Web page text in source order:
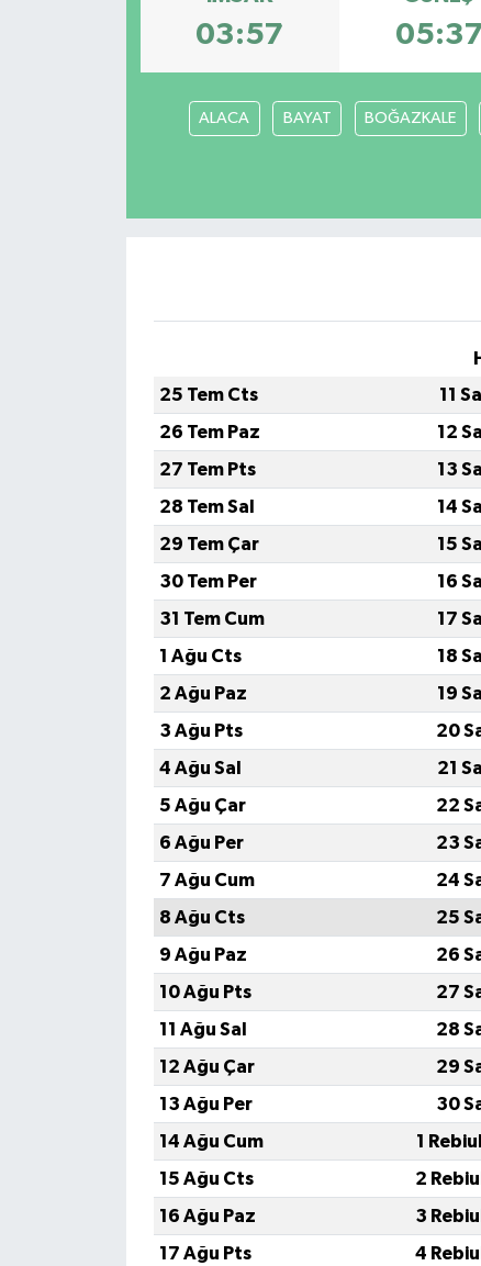
03:57 05:37
ALACA BAYAT BOĞAZKALE
25 Tem Cts
11
26 Tem Paz
12
27 Tem Pts
13
28 Tem Sal
14
29 Tem Çar
15
30 Tem Per
16
31 Tem Cum
17
1 Ağu Cts
18
2 Ağu Paz
19
3 Ağu Pts
20
4 Ağu Sal
21
5 Ağu Çar
22
6 Ağu Per
23
7 Ağu Cum
24
8 Ağu Cts
25
9 Ağu Paz
26
10 Ağu Pts
27
11 Ağu Sal
28
12 Ağu Çar
29
13 Ağu Per
30
14 Ağu Cum
1
15 Ağu Cts
2
16 Ağu Paz
3
17 Ağu Pts
4
Kültür ve Sanat
Bilim ve Teknoloji
Resmi İlanlar